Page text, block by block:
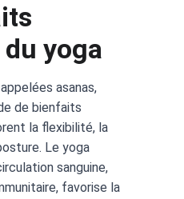
yoga
asanas,
de bienfaits
la flexibilité, la
Le yoga
sanguine,
favorise la